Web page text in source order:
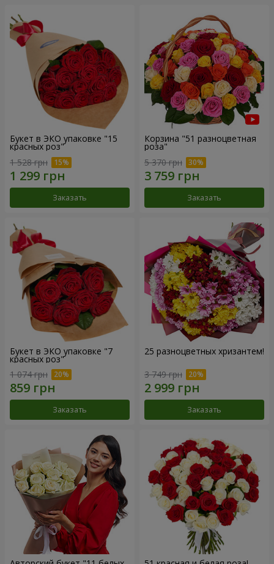
Букет в ЭКО упаковке "15
красных роз"
1 528 грн
Заказать
Корзина "51 разноцветная
роза"
5 370 грн
Заказать
Букет в ЭКО упаковке "7
красных роз"
1 074 грн
Заказать
25 разноцветных хризантем!
3 749 грн
Заказать